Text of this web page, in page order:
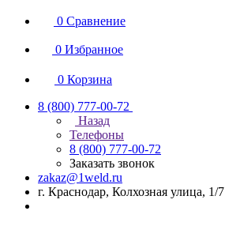
0 Сравнение
0 Избранное
0 Корзина
8 (800) 777-00-72
Назад
Телефоны
8 (800) 777-00-72
Заказать звонок
zakaz@1weld.ru
г. Краснодар, Колхозная улица, 1/7